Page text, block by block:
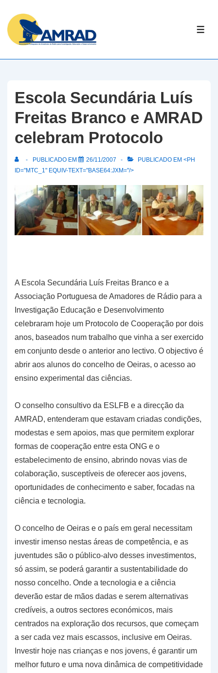
Skip
Content
Escola Secundária Luís
Freitas Branco e AMRAD
celebram Protocolo
PUBLICADO EM 26/11/2007
PUBLICADO EM <PH
ID="MTC_1" EQUIV-TEXT="BASE64:JXM="/>
A Escola Secundária Luís Freitas Branco e a
Associação Portuguesa de Amadores de Rádio para a
Investigação Educação e Desenvolvimento
celebraram hoje um Protocolo de Cooperação por dois
anos, baseados num trabalho que vinha a ser exercido
em conjunto desde o anterior ano lectivo. O objectivo é
abrir aos alunos do concelho de Oeiras, o acesso ao
ensino experimental das ciências.
O conselho consultivo da ESLFB e a direcção da
AMRAD, entenderam que estavam criadas condições,
modestas e sem apoios, mas que permitem explorar
formas de cooperação entre esta ONG e o
estabelecimento de ensino, abrindo novas vias de
colaboração, susceptíveis de oferecer aos jovens,
oportunidades de conhecimento e saber, focadas na
ciência e tecnologia.
O concelho de Oeiras e o país em geral necessitam
investir imenso nestas áreas de competência, e as
juventudes são o público-alvo desses investimentos,
só assim, se poderá garantir a sustentabilidade do
nosso concelho. Onde a tecnologia e a ciência
deverão estar de mãos dadas e serem alternativas
credíveis, a outros sectores económicos, mais
centrados na exploração dos recursos, que começam
a ser cada vez mais escassos, inclusive em Oeiras.
Investir hoje nas crianças e nos jovens, é garantir um
melhor futuro e uma nova dinâmica de competitividade